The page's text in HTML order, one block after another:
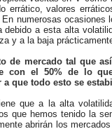
errático, valores
numerosas ocasiones
debido a esta alta
y a la baja
de mercado tal que
con el 50% de lo
a que todo esto se
que a la alta
que hemos tenido la
abrirán los